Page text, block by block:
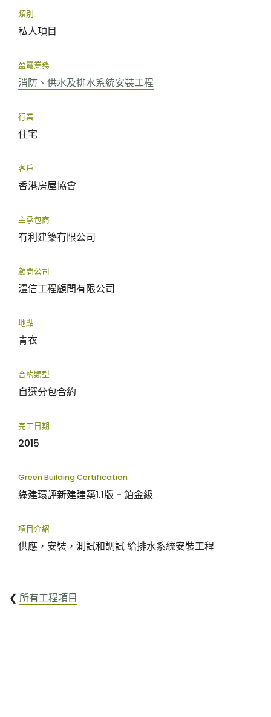
類別
私人項目
盈電業務
消防、供水及排水系統安裝工程
行業
住宅
客戶
香港房屋協會
主承包商
有利建築有限公司
顧問公司
澧信工程顧問有限公司
地點
青衣
合約類型
自選分包合約
完工日期
2015
Green Building Certification
綠建環評新建建築1.1版 - 鉑金級
項目介紹
供應，安裝，測試和調試 給排水系統安裝工程
❮ 所有工程項目